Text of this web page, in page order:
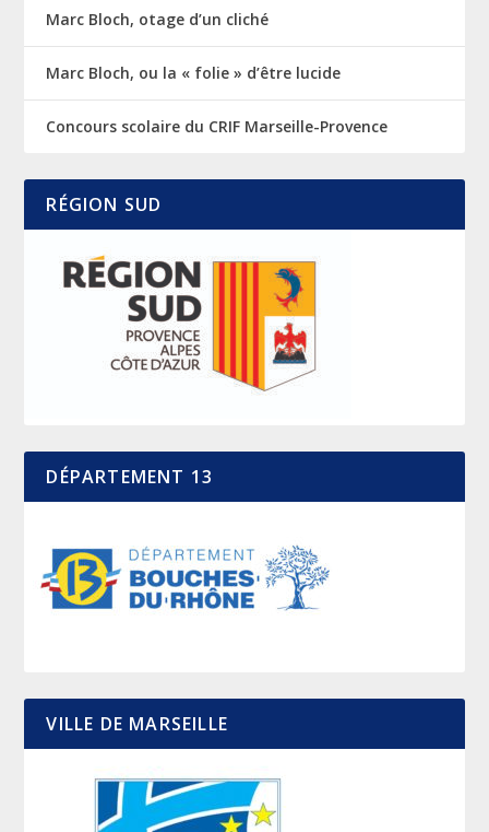
Marc Bloch, otage d’un cliché
Marc Bloch, ou la « folie » d’être lucide
Concours scolaire du CRIF Marseille-Provence
RÉGION SUD
DÉPARTEMENT 13
VILLE DE MARSEILLE